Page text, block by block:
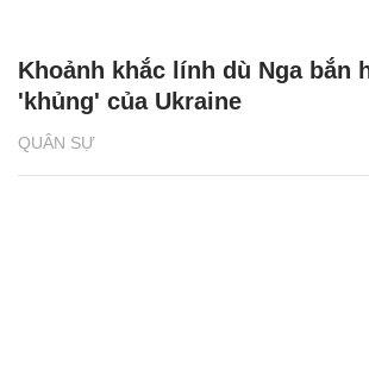
QUÂN SỰ
Khoảnh khắc lính dù Nga bắn
'khủng' của Ukraine